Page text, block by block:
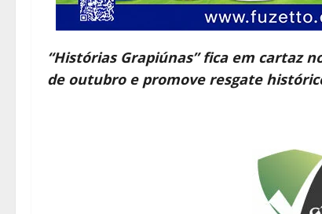
“Histórias Grapiúnas” fica em cartaz
de outubro e promove resgate